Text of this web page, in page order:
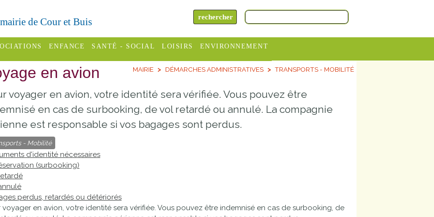
de Cour et Buis
des
Varèze
des
ENFANCE
Assistantes
Relais
assistante
Pôle petite
enfance
Etablissements
SANTÉ - SOCIAL
ADMR
CCAS
Conseil
des Trois
LOISIRS
Offices
tourisme
d'activité
ENVIRONNEMENT
Horaires
Redevance
incitative
MAIRIE DÉMARCHES ADMINISTRATIVES TRANSPORTS - MOBILITÉ
en avion
voyager en avion, votre identité sera vérifiée. Vous pouvez être
en cas de surbooking, de vol retardé ou annulé. La compagnie
est responsable si vos bagages sont perdus.
- Mobilité
d'identité nécessaires
(surbooking)
perdus, retardés ou détériorés
voyager en avion, votre identité sera vérifiée. Vous pouvez être indemnisé en cas de surbooking, de